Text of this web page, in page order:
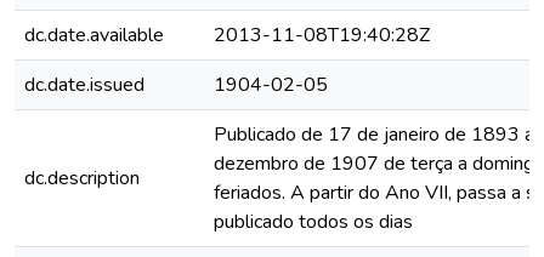
dc.date.available
2013-11-08T19:40:28Z
dc.date.issued
1904-02-05
dc.description
Publicado de 17 de janeiro de 1893 a
dezembro de 1907 de terça a
feriados. A partir do Ano VII, passa a
publicado todos os dias